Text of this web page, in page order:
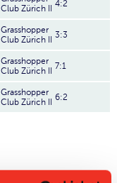
Club Zürich II
4:2
Grasshopper
Club Zürich II
3:3
Grasshopper
Club Zürich II
7:1
Grasshopper
Club Zürich II
6:2